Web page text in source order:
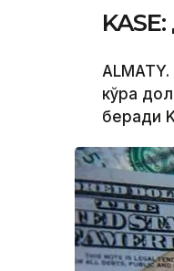
кўра
беради